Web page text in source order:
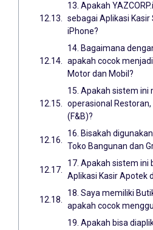
13. Apakah
sebagai Aplikasi Kasir
iPhone?
14. Bagaimana
apakah cocok
Motor dan Mobil?
15. Apakah sistem ini
operasional Restoran,
(F&B)?
16. Bisakah
Toko Bangunan dan
17. Apakah sistem ini
Aplikasi Kasir Apotek
18. Saya memiliki
apakah cocok
19. Apakah bisa